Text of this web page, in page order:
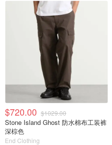
$720.00 $1029.00
Stone Island Ghost 防水棉布工装裤
深棕色
End Clothing